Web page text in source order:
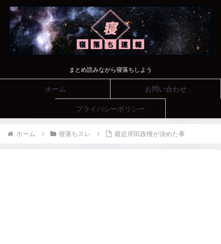
まとめ読みながら寝落ちしよう
ホーム お問い合わせ
プライバシーポリシー
ホーム 寝落ちスレ 最近岸田政権が決めた事